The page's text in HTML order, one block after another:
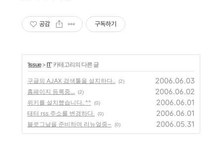
공감 구독하기
'Issue>IT' 카테고리의 다른 글
구글의 AJAX 검색툴을 설치하다.. (2) 2006.06.03
홈페이지 등록중... (2) 2006.06.02
위키를 설치했습니다. ^^ (0) 2006.06.01
태터 rss 주소를 변경하다. (0) 2006.06.01
블로그날을 준비하며 리뉴얼중~ (0) 2006.05.31